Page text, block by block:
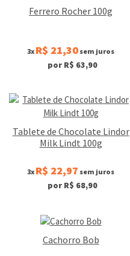
Ferrero Rocher 100g
3x R$ 21,30 sem juros
por R$ 63,90
Tablete de Chocolate Lindor
Milk Lindt 100g
3x R$ 22,97 sem juros
por R$ 68,90
Cachorro Bob